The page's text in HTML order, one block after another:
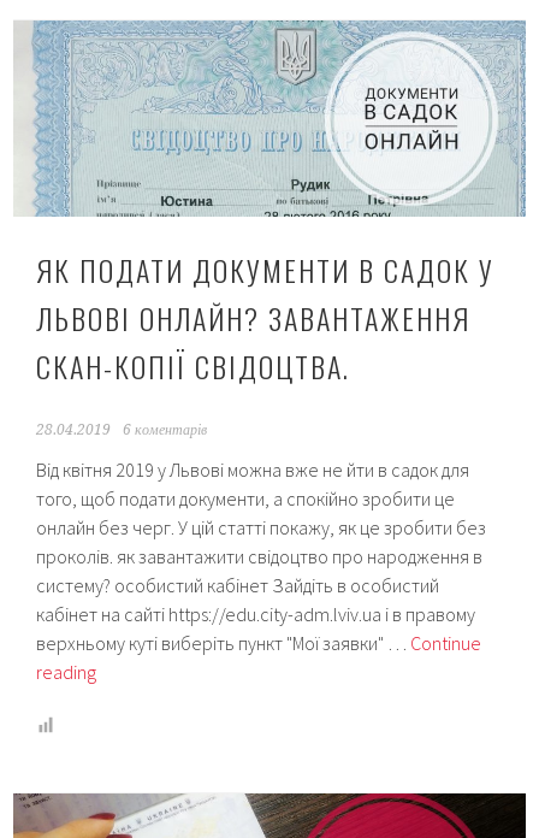
подати
документи?
ЯК ПОДАТИ ДОКУМЕНТИ В САДОК У
ЛЬВОВІ ОНЛАЙН? ЗАВАНТАЖЕННЯ
СКАН-КОПІЇ СВІДОЦТВА.
28.04.2019 6 коментарів
Від квітня 2019 у Львові можна вже не йти в садок для
того, щоб подати документи, а спокійно зробити це
онлайн без черг. У цій статті покажу, як це зробити без
проколів. як завантажити свідоцтво про народження в
систему? особистий кабінет Зайдіть в особистий
кабінет на сайті https://edu.city-adm.lviv.ua і в правому
верхньому куті виберіть пункт "Мої заявки" … Continue
readingЯк
у